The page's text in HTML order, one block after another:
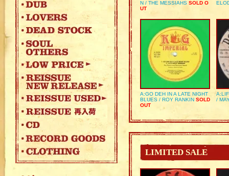
N / THE MESSIAHS SOLD O
UT
A:GO DEH IN A LATE NIGHT
BLUES / ROY RANKIN SOLD
OUT
/
LIMITED SALE